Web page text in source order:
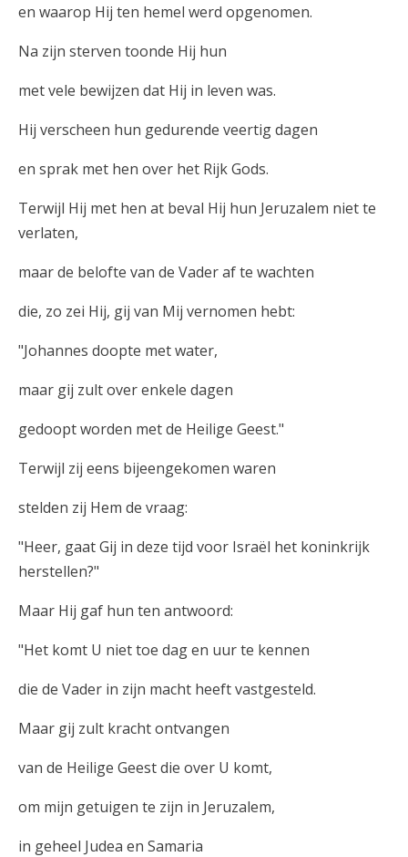
en waarop Hij ten hemel werd opgenomen.
Na zijn sterven toonde Hij hun
met vele bewijzen dat Hij in leven was.
Hij verscheen hun gedurende veertig dagen
en sprak met hen over het Rijk Gods.
Terwijl Hij met hen at beval Hij hun Jeruzalem niet te
verlaten,
maar de belofte van de Vader af te wachten
die, zo zei Hij, gij van Mij vernomen hebt:
"Johannes doopte met water,
maar gij zult over enkele dagen
gedoopt worden met de Heilige Geest."
Terwijl zij eens bijeengekomen waren
stelden zij Hem de vraag:
"Heer, gaat Gij in deze tijd voor Israël het koninkrijk
herstellen?"
Maar Hij gaf hun ten antwoord:
"Het komt U niet toe dag en uur te kennen
die de Vader in zijn macht heeft vastgesteld.
Maar gij zult kracht ontvangen
van de Heilige Geest die over U komt,
om mijn getuigen te zijn in Jeruzalem,
in geheel Judea en Samaria